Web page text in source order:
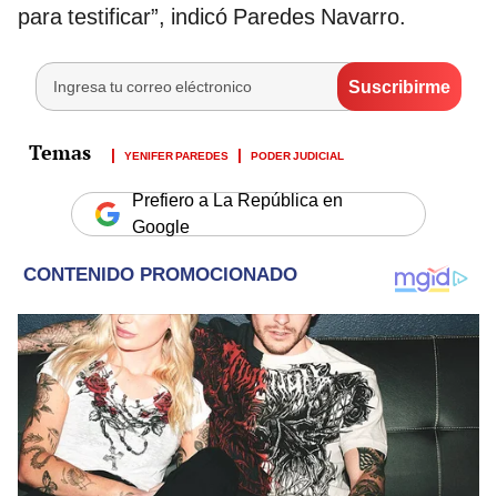
para testificar”, indicó Paredes Navarro.
YENIFER PAREDES PODER JUDICIAL
Prefiero a La República en
Google